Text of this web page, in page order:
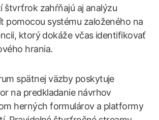
štvrťrok zahŕňajú aj analýzu
pomocou systému založeného na
ktorý dokáže včas identifikovať
hrania.
spätnej väzby poskytuje
na predkladanie návrhov
herných formulárov a platformy